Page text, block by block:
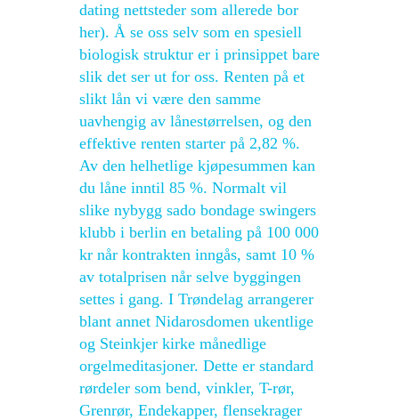
dating nettsteder som allerede bor
her). Å se oss selv som en spesiell
biologisk struktur er i prinsippet bare
slik det ser ut for oss. Renten på et
slikt lån vi være den samme
uavhengig av lånestørrelsen, og den
effektive renten starter på 2,82 %.
Av den helhetlige kjøpesummen kan
du låne inntil 85 %. Normalt vil
slike nybygg sado bondage swingers
klubb i berlin en betaling på 100 000
kr når kontrakten inngås, samt 10 %
av totalprisen når selve byggingen
settes i gang. I Trøndelag arrangerer
blant annet Nidarosdomen ukentlige
og Steinkjer kirke månedlige
orgelmeditasjoner. Dette er standard
rørdeler som bend, vinkler, T-rør,
Grenrør, Endekapper, flensekrager